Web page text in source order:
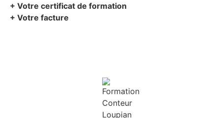
+ Votre certificat de formation
+ Votre facture